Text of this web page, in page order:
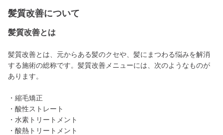
髪質改善について
髪質改善とは
髪質改善とは、元からある髪のクセや、髪にまつわる悩みを解消
する施術の総称です。髪質改善メニューには、次のようなものが
あります。
・縮毛矯正
・酸性ストレート
・水素トリートメント
・酸熱トリートメント